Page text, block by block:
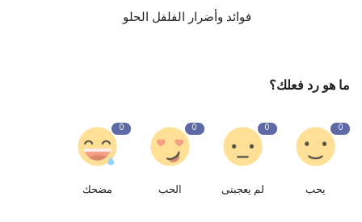
فوائد وأضرار الفلفل الحلو
ما هو رد فعلك؟
0
يحب
0
لم يعجبنى
0
الحب
0
مضحك